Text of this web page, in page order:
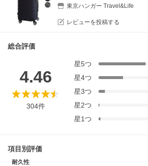
東京ハンガー Travel&Life
レビューを投稿する
総合評価
4.46
304件
星5つ
星4つ
星3つ
星2つ
星1つ
項目別評価
耐久性